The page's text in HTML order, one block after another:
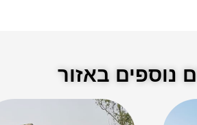
נוספים באזור